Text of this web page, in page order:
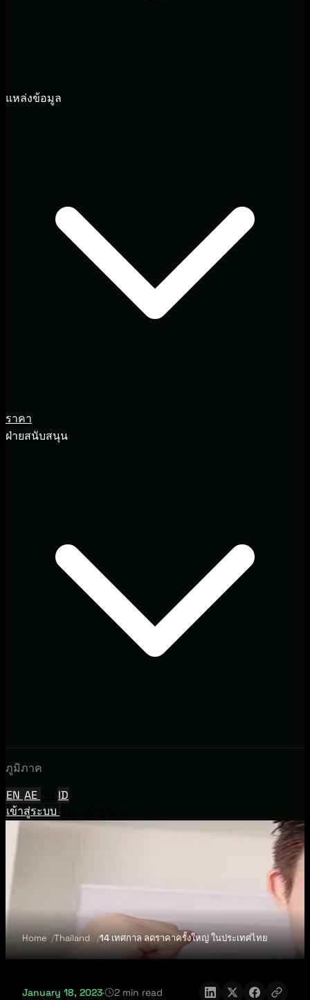
แหล่งข้อมูล
ราคา
ฝ่ายสนับสนุน
ภูมิภาค
EN AE
ID
เข้าสู่ระบบ
Home Thailand 14 เทศกาล ลดราคาครั้งใหญ่ ในประเทศไทย
January 18, 2023· 2 min read